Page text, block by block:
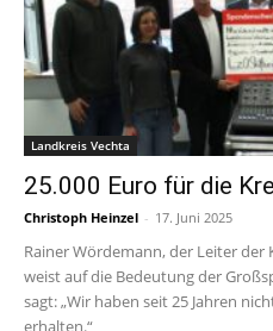
Landkreis Vechta
25.000 Euro für die
Christoph Heinzel - 17. Juni 2025
Rainer Wördemann, der Leiter der
weist auf die Bedeutung der
sagt: „Wir haben seit 25 Jahren
erhalten.“